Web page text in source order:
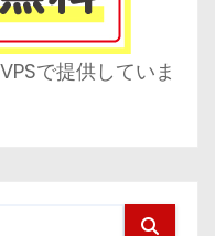
で提供していま